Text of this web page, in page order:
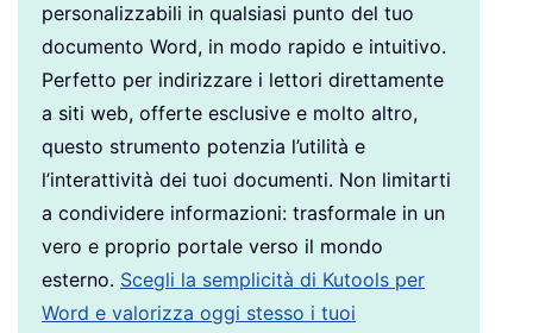
personalizzabili in qualsiasi punto del tuo
documento Word, in modo rapido e intuitivo.
Perfetto per indirizzare i lettori direttamente
a siti web, offerte esclusive e molto altro,
questo strumento potenzia l’utilità e
l’interattività dei tuoi documenti. Non limitarti
a condividere informazioni: trasformale in un
vero e proprio portale verso il mondo
esterno. Scegli la semplicità di Kutools per
Word e valorizza oggi stesso i tuoi